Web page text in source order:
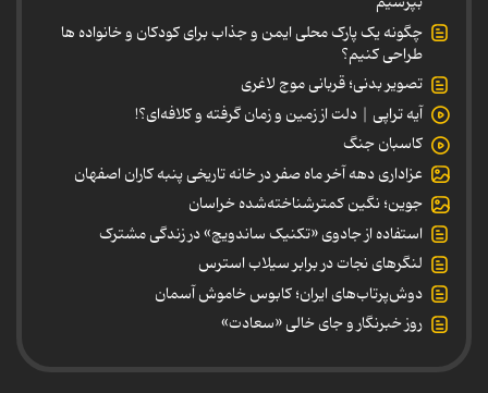
چگونه یک پارک محلی ایمن و جذاب برای کودکان و خانواده ها
طراحی کنیم؟
تصویر بدنی؛ قربانی موج لاغری
آیه تراپی | دلت از زمین و زمان گرفته و کلافه‌ای؟!
کاسبان جنگ
عزاداری دهه آخر ماه صفر در خانه تاریخی پنبه کاران اصفهان
جوین؛ نگین کمترشناخته‌شده خراسان
استفاده از جادوی «تکنیک ساندویچ» در زندگی مشترک
لنگرهای نجات در برابر سیلاب استرس
دوش‌پرتاب‌های ایران؛ کابوس خاموش آسمان
روز خبرنگار و جای خالی «سعادت»